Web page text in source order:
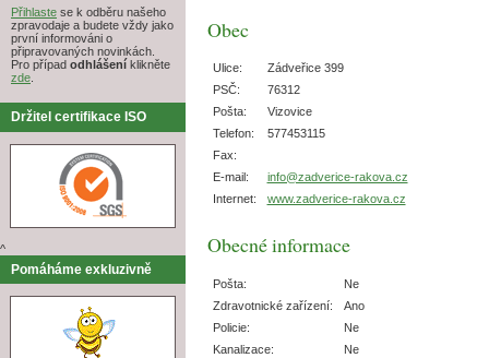
Přihlaste se k odběru našeho
zpravodaje a budete vždy jako
první informováni o
připravovaných novinkách.
Pro případ odhlášení klikněte
zde.
Držitel certifikace ISO
^
Pomáháme exkluzivně
Obec
Ulice:
Zádveřice 399
PSČ:
76312
Pošta:
Vizovice
Telefon:
577453115
Fax:
E-mail:
info@zadverice-rakova.cz
Internet:
www.zadverice-rakova.cz
Obecné informace
Pošta:
Ne
Zdravotnické zařízení:
Ano
Policie:
Ne
Kanalizace:
Ne